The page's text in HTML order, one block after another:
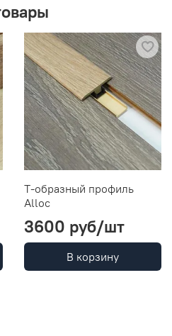
Т-образный профиль
Alloc
3600 руб/шт
В корзину